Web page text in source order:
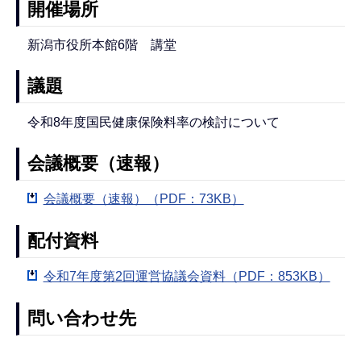
開催場所
新潟市役所本館6階 講堂
議題
令和8年度国民健康保険料率の検討について
会議概要（速報）
会議概要（速報）（PDF：73KB）
配付資料
令和7年度第2回運営協議会資料（PDF：853KB）
問い合わせ先